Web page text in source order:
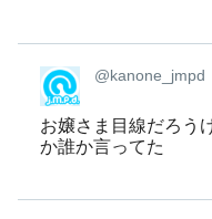
@kanone_jmpd
お嬢さま目線だろう
か誰か言ってた